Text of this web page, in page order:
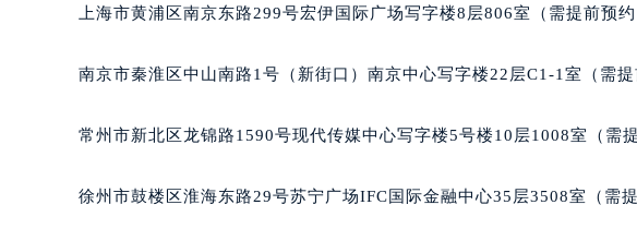
乌鲁木齐市天山区红山路26号时代广场（CCMALL）C
哈尔滨市道里区友谊西路600号富力中心T2座写字楼29
佛山市禅城区季华五路57号万科金融中心C座12层1205
上海市黄浦区南京东路299号宏伊国际广场写字楼8层806室（需提前预约
南京市秦淮区中山南路1号（新街口）南京中心写字楼22层C1-1室（需提
常州市新北区龙锦路1590号现代传媒中心写字楼5号楼10层1008室（需提
徐州市鼓楼区淮海东路29号苏宁广场IFC国际金融中心35层3508室（需提